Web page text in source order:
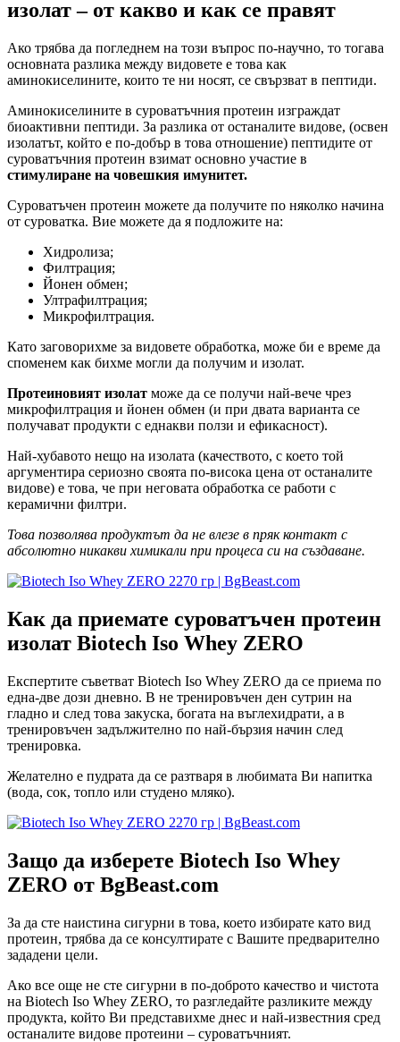
изолат – от какво и как се правят
Ако трябва да погледнем на този въпрос по-научно, то тогава
основната разлика между видовете е това как
аминокиселините, които те ни носят, се свързват в пептиди.
Аминокиселините в суроватъчния протеин изграждат
биоактивни пептиди. За разлика от останалите видове, (освен
изолатът, който е по-добър в това отношение) пептидите от
суроватъчния протеин взимат основно участие в
стимулиране на човешкия имунитет.
Суроватъчен протеин можете да получите по няколко начина
от суроватка. Вие можете да я подложите на:
Хидролиза;
Филтрация;
Йонен обмен;
Ултрафилтрация;
Микрофилтрация.
Като заговорихме за видовете обработка, може би е време да
споменем как бихме могли да получим и изолат.
Протеиновият изолат може да се получи най-вече чрез
микрофилтрация и йонен обмен (и при двата варианта се
получават продукти с еднакви ползи и ефикасност).
Най-хубавото нещо на изолата (качеството, с което той
аргументира сериозно своята по-висока цена от останалите
видове) е това, че при неговата обработка се работи с
керамични филтри.
Това позволява продуктът да не влезе в пряк контакт с
абсолютно никакви химикали при процеса си на създаване.
Как да приемате суроватъчен протеин
изолат Biotech Iso Whey ZERO
Експертите съветват Biotech Iso Whey ZERO да се приема по
една-две дози дневно. В не тренировъчен ден сутрин на
гладно и след това закуска, богата на въглехидрати, а в
тренировъчен задължително по най-бързия начин след
тренировка.
Желателно е пудрата да се разтваря в любимата Ви напитка
(вода, сок, топло или студено мляко).
Защо да изберете Biotech Iso Whey
ZERO от BgBeast.com
За да сте наистина сигурни в това, което избирате като вид
протеин, трябва да се консултирате с Вашите предварително
зададени цели.
Ако все още не сте сигурни в по-доброто качество и чистота
на Biotech Iso Whey ZERO, то разгледайте разликите между
продукта, който Ви представихме днес и най-известния сред
останалите видове протеини – суроватъчният.